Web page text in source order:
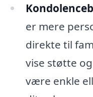
er mere
direkte til
vise støtte
være enkle